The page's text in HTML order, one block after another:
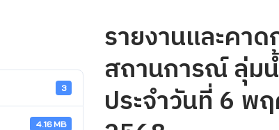
3
4.16 MB
รายงานและคา
สถานการณ์ ลุ่ม
ประจำวันที่ 6 พ